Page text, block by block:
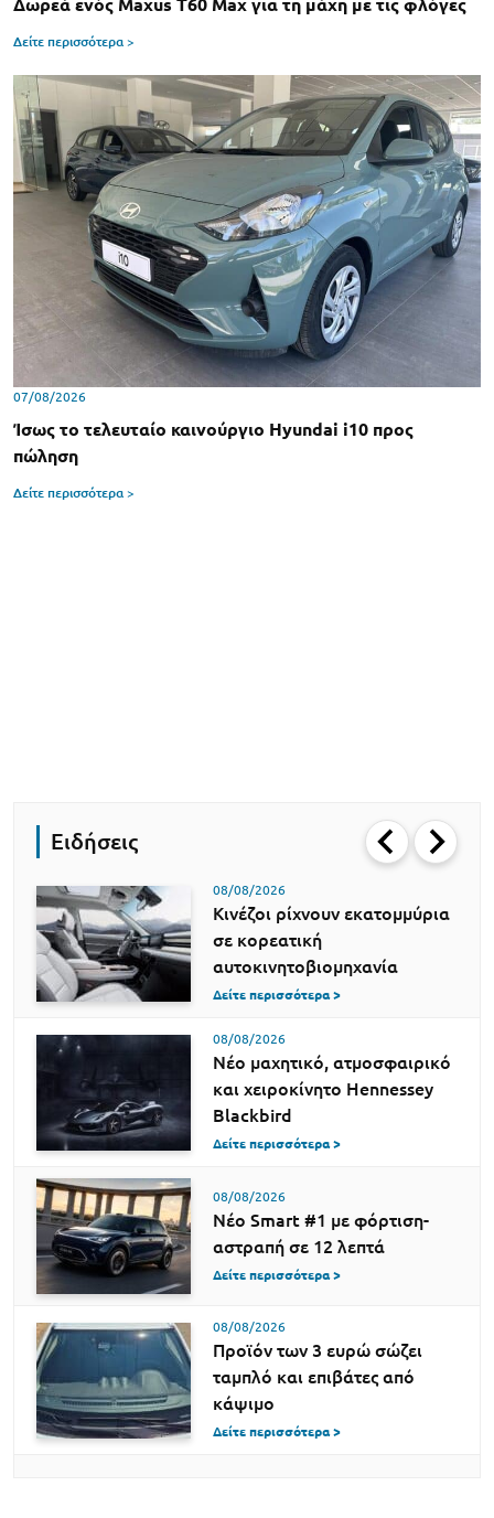
Δωρεά ενός Maxus T60 Max για τη μάχη με τις φλόγες
Δείτε περισσότερα >
07/08/2026
Ίσως το τελευταίο καινούργιο Hyundai i10 προς
πώληση
Δείτε περισσότερα >
Ειδήσεις
08/08/2026
Κινέζοι ρίχνουν εκατομμύρια
σε κορεατική
αυτοκινητοβιομηχανία
Δείτε περισσότερα >
08/08/2026
Νέο μαχητικό, ατμοσφαιρικό
και χειροκίνητο Hennessey
Blackbird
Δείτε περισσότερα >
08/08/2026
Νέο Smart #1 με φόρτιση-
αστραπή σε 12 λεπτά
Δείτε περισσότερα >
08/08/2026
Προϊόν των 3 ευρώ σώζει
ταμπλό και επιβάτες από
κάψιμο
Δείτε περισσότερα >